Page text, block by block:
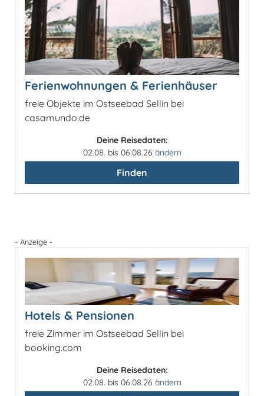
Ferienwohnungen & Ferienhäuser
freie Objekte im Ostseebad Sellin bei
casamundo.de
Deine Reisedaten:
02.08. bis 06.08.26 ändern
Finden
- Anzeige -
Hotels & Pensionen
freie Zimmer im Ostseebad Sellin bei
booking.com
Deine Reisedaten:
02.08. bis 06.08.26 ändern